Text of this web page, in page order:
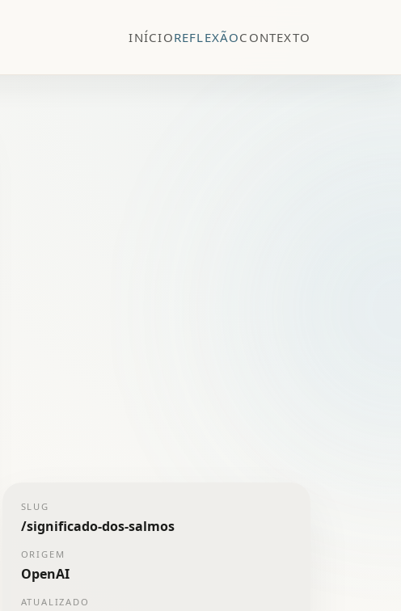
INÍCIOREFLEXÃOCONTEXTO
SLUG
/significado-dos-salmos
ORIGEM
OpenAI
ATUALIZADO